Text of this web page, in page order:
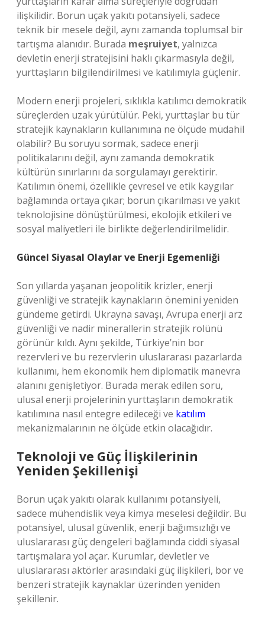
ilişkilidir. Borun uçak yakıtı potansiyeli, sadece
teknik bir mesele değil, aynı zamanda toplumsal bir
tartışma alanıdır. Burada meşruiyet, yalnızca
devletin enerji stratejisini haklı çıkarmasıyla değil,
yurttaşların bilgilendirilmesi ve katılımıyla güçlenir.
Modern enerji projeleri, sıklıkla katılımcı demokratik
süreçlerden uzak yürütülür. Peki, yurttaşlar bu tür
stratejik kaynakların kullanımına ne ölçüde müdahil
olabilir? Bu soruyu sormak, sadece enerji
politikalarını değil, aynı zamanda demokratik
kültürün sınırlarını da sorgulamayı gerektirir.
Katılımın önemi, özellikle çevresel ve etik kaygılar
bağlamında ortaya çıkar; borun çıkarılması ve yakıt
teknolojisine dönüştürülmesi, ekolojik etkileri ve
sosyal maliyetleri ile birlikte değerlendirilmelidir.
Güncel Siyasal Olaylar ve Enerji Egemenliği
Son yıllarda yaşanan jeopolitik krizler, enerji
güvenliği ve stratejik kaynakların önemini yeniden
gündeme getirdi. Ukrayna savaşı, Avrupa enerji arz
güvenliği ve nadir minerallerin stratejik rolünü
görünür kıldı. Aynı şekilde, Türkiye’nin bor
rezervleri ve bu rezervlerin uluslararası pazarlarda
kullanımı, hem ekonomik hem diplomatik manevra
alanını genişletiyor. Burada merak edilen soru,
ulusal enerji projelerinin yurttaşların demokratik
katılımına nasıl entegre edileceği ve katılım
mekanizmalarının ne ölçüde etkin olacağıdır.
Teknoloji ve Güç İlişkilerinin
Yeniden Şekillenişi
Borun uçak yakıtı olarak kullanımı potansiyeli,
sadece mühendislik veya kimya meselesi değildir. Bu
potansiyel, ulusal güvenlik, enerji bağımsızlığı ve
uluslararası güç dengeleri bağlamında ciddi siyasal
tartışmalara yol açar. Kurumlar, devletler ve
uluslararası aktörler arasındaki güç ilişkileri, bor ve
benzeri stratejik kaynaklar üzerinden yeniden
şekillenir.